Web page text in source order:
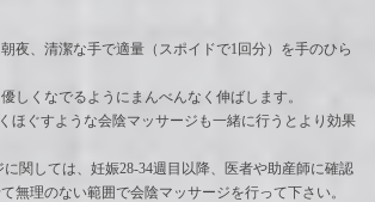
夜、清潔な手で適量（スポイドで1回分）を手のひら
しくなでるようにまんべんなく伸ばします。
ほぐすような会陰マッサージも一緒に行うとより効果
関しては、妊娠28-34週目以降、医者や助産師に確認
無理のない範囲で会陰マッサージを行って下さい。